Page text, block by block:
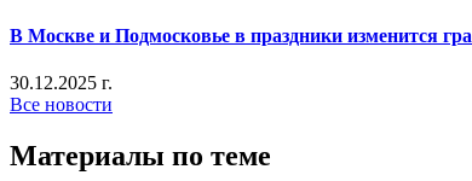
В Москве и Подмосковье в праздники изменится
30.12.2025 г.
Все новости
Материалы по теме